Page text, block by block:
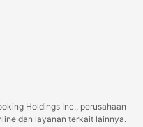
Holdings Inc., perusahaan
dan layanan terkait lainnya.